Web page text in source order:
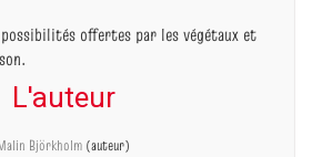
offertes par les végétaux et
L'auteur
Björkholm (auteur)